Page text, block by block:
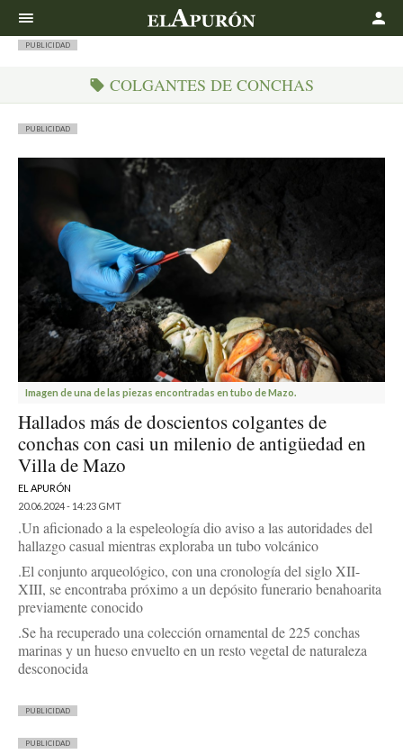
PUBLICIDAD
COLGANTES DE CONCHAS
PUBLICIDAD
Imagen de una de las piezas encontradas en tubo de Mazo.
Hallados más de doscientos colgantes de
conchas con casi un milenio de antigüedad en
Villa de Mazo
EL APURÓN
20.06.2024 - 14:23 GMT
.Un aficionado a la espeleología dio aviso a las autoridades del
hallazgo casual mientras exploraba un tubo volcánico
.El conjunto arqueológico, con una cronología del siglo XII-
XIII, se encontraba próximo a un depósito funerario benahoarita
previamente conocido
.Se ha recuperado una colección ornamental de 225 conchas
marinas y un hueso envuelto en un resto vegetal de naturaleza
desconocida
PUBLICIDAD
PUBLICIDAD